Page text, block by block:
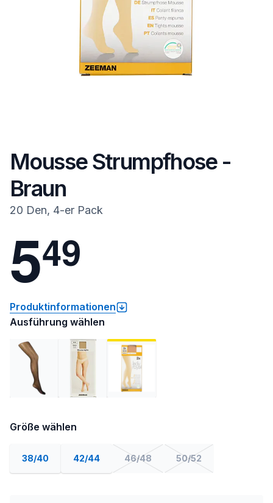
Mousse Strumpfhose -
Braun
20 Den, 4-er Pack
549
Produktinformationen
Ausführung wählen
Größe wählen
38/40 42/44 46/48 50/52